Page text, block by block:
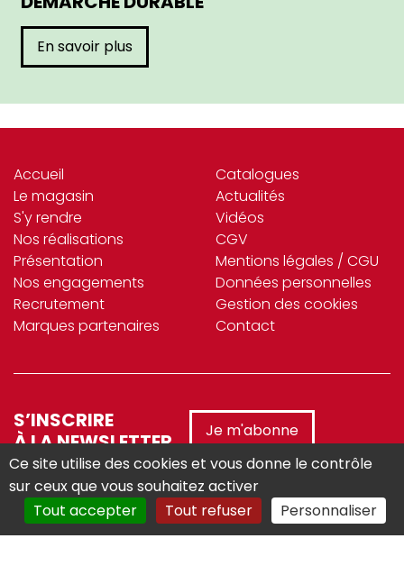
En savoir plus
Accueil
Le magasin
S'y rendre
Nos réalisations
Présentation
Nos engagements
Recrutement
Marques partenaires
Catalogues
Actualités
Vidéos
CGV
Mentions légales / CGU
Données personnelles
Gestion des cookies
Contact
S’INSCRIRE
À LA NEWSLETTER
Je m'abonne
Réalisé avec :
Ce site utilise des cookies et vous donne le contrôle
sur ceux que vous souhaitez activer
Tout accepter
Tout refuser Personnaliser